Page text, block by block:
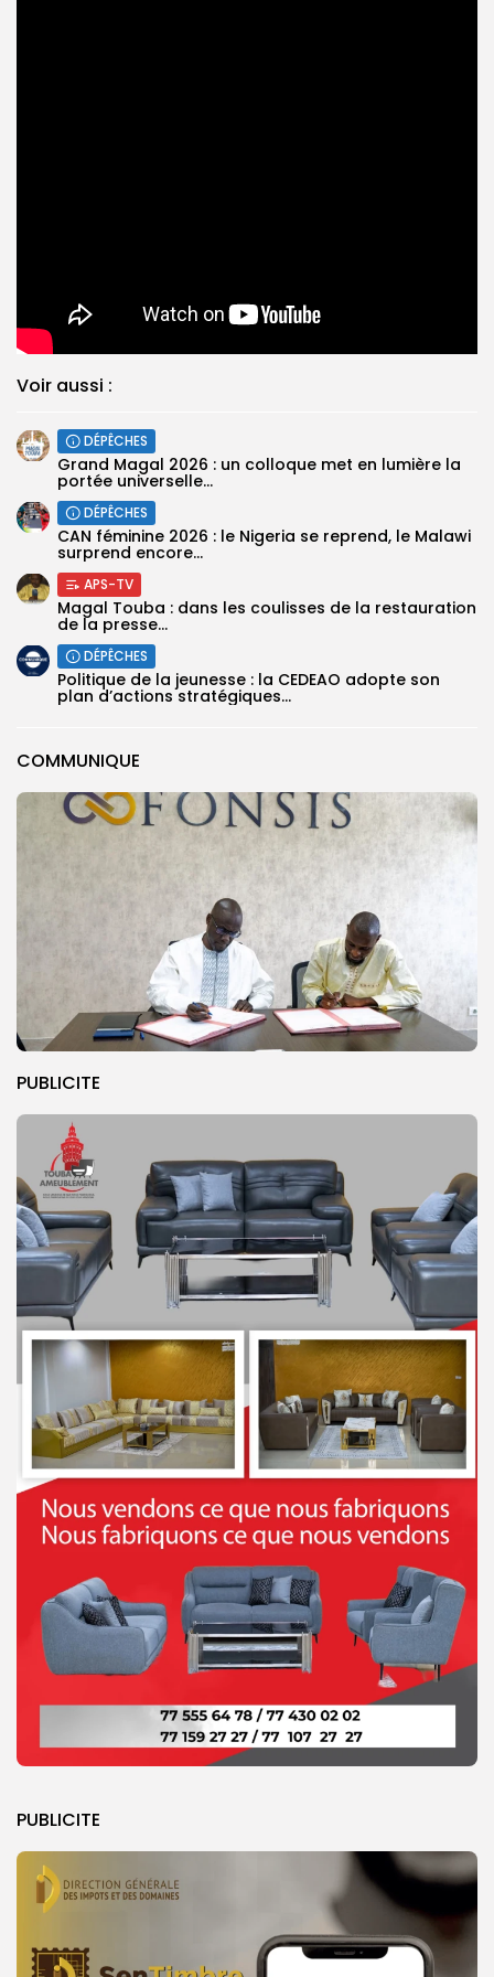
COMMUNIQUE
PUBLICITE
PUBLICITE
Voir aussi :
DÉPÊCHES
Grand Magal 2026 : un colloque met en lumière la
portée universelle...
DÉPÊCHES
‎CAN féminine 2026 : le Nigeria se reprend, le Malawi
surprend encore...
APS-TV
Magal Touba : dans les coulisses de la restauration
de la presse...
DÉPÊCHES
Politique de la jeunesse : la CEDEAO adopte son
plan d’actions stratégiques...